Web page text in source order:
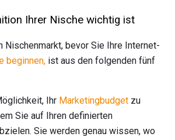
Ihrer Nische wichtig ist
Nischenmarkt, bevor Sie Ihre Internet-
beginnen, ist aus den folgenden fünf
Ihr Marketingbudget zu
Sie auf Ihren definierten
Sie werden genau wissen, wo